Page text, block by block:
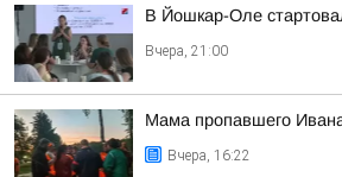
В Йошкар-Оле
Вчера, 21:00
Мама пропавшего
Вчера, 16:22